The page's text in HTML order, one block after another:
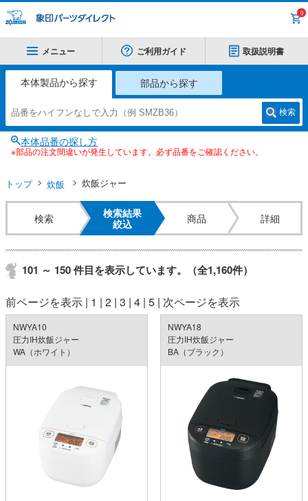
0
メニュー ご利用ガイド 取扱説明書
本体製品から探す 部品から探す
検索
本体品番の探し方
※部品の注文間違いが発生しています。必ず品番をご確認ください。
トップ 炊飯 炊飯ジャー
検索
検索結果
絞込
商品 詳細
101 ～ 150 件目を表示しています。（全1,160件）
前ページを表示 | 1 | 2 | 3 | 4 | 5 | 次ページを表示
NWYA10
圧力IH炊飯ジャー
WA（ホワイト）
NWYA18
圧力IH炊飯ジャー
BA（ブラック）